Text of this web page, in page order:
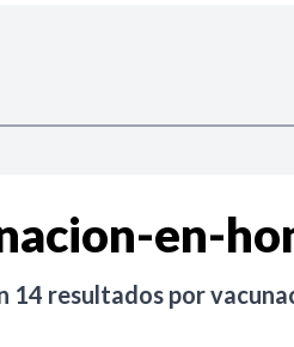
en-
14 resultados por